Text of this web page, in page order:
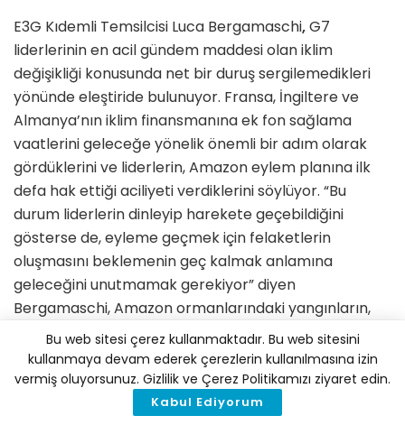
E3G Kıdemli Temsilcisi Luca Bergamaschi,G7
liderlerinin en acil gündem maddesi olan iklim
değişikliği konusunda net bir duruş sergilemedikleri
yönünde eleştiride bulunuyor. Fransa, İngiltere ve
Almanya’nın iklim finansmanına ek fon sağlama
vaatlerini geleceğe yönelik önemli bir adım olarak
gördüklerini ve liderlerin, Amazon eylem planına ilk
defa hak ettiği aciliyeti verdiklerini söylüyor. “Bu
durum liderlerin dinleyip harekete geçebildiğini
gösterse de, eyleme geçmek için felaketlerin
oluşmasını beklemenin geç kalmak anlamına
geleceğini unutmamak gerekiyor” diyen
Bergamaschi, Amazon ormanlarındaki yangınların,
hızla yaklaşan tek iklimsel tehdit olmadığını, G7 ve
G20 liderlerinin, küresel güvenliği ve refahı tehdit
eden iklim değişikliğini ciddiye almaları gerektiğinin
altını çiziyor. “Amazonlar’dan Antarktika’ya,
Bu web sitesi çerez kullanmaktadır. Bu web sitesini
kullanmaya devam ederek çerezlerin kullanılmasına izin
vermiş oluyorsunuz. Gizlilik ve Çerez Politikamızı ziyaret edin.
Kabul Ediyorum